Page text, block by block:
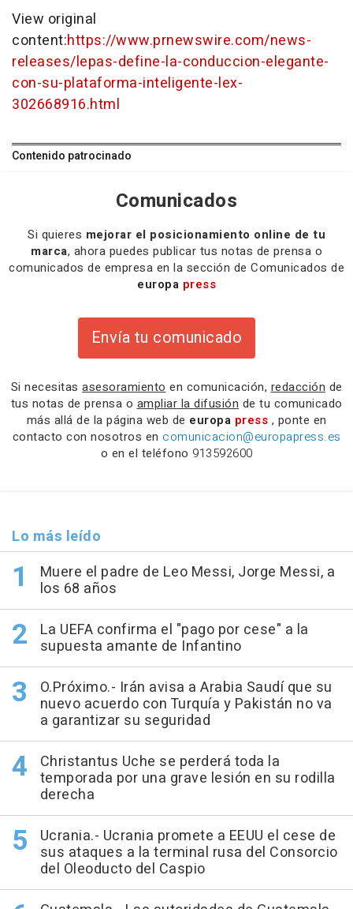
View original
content:https://www.prnewswire.com/news-
releases/lepas-define-la-conduccion-elegante-
con-su-plataforma-inteligente-lex-
302668916.html
Contenido patrocinado
Comunicados
Si quieres mejorar el posicionamiento online de tu
marca, ahora puedes publicar tus notas de prensa o
comunicados de empresa en la sección de Comunicados de
europa press
Envía tu comunicado
Si necesitas asesoramiento en comunicación, redacción de
tus notas de prensa o ampliar la difusión de tu comunicado
más allá de la página web de europa press , ponte en
contacto con nosotros en comunicacion@europapress.es
o en el teléfono 913592600
Lo más leído
Muere el padre de Leo Messi, Jorge Messi, a
los 68 años
La UEFA confirma el "pago por cese" a la
supuesta amante de Infantino
O.Próximo.- Irán avisa a Arabia Saudí que su
nuevo acuerdo con Turquía y Pakistán no va
a garantizar su seguridad
Christantus Uche se perderá toda la
temporada por una grave lesión en su rodilla
derecha
Ucrania.- Ucrania promete a EEUU el cese de
sus ataques a la terminal rusa del Consorcio
del Oleoducto del Caspio